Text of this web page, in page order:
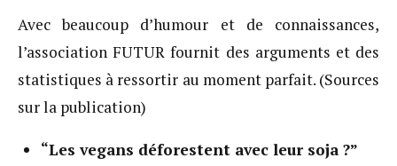
Avec beaucoup d’humour et de connaissances,
l’association FUTUR fournit des arguments et des
statistiques à ressortir au moment parfait. (Sources
sur la publication)
“Les vegans déforestent avec leur soja ?”